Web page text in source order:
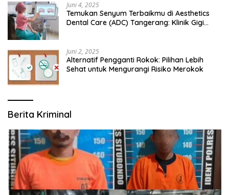
Juni 4, 2025
Temukan Senyum Terbaikmu di Aesthetics
Dental Care (ADC) Tangerang: Klinik Gigi
Juni 2, 2025
Alternatif Pengganti Rokok: Pilihan Lebih
Sehat untuk Mengurangi Risiko Merokok
Berita Kriminal